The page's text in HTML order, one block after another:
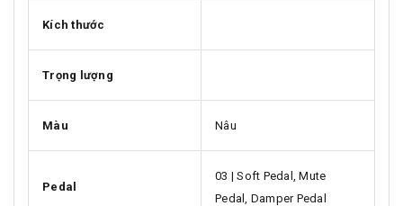
Kích thước
Trọng lượng
Màu Nâu
Pedal
03 | Soft Pedal, Mute
Pedal, Damper Pedal